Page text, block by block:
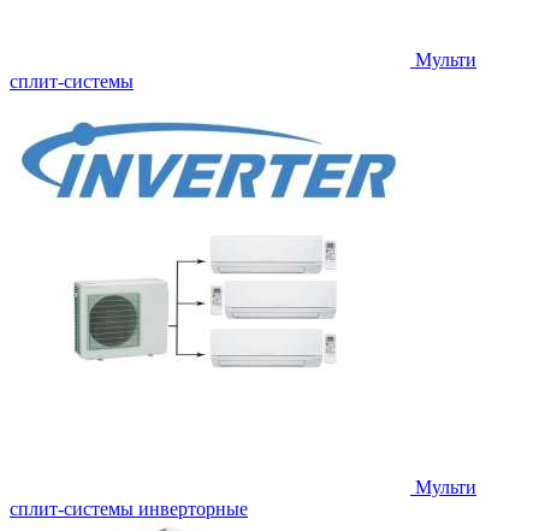
Мульти
сплит-системы
Мульти
сплит-системы инверторные